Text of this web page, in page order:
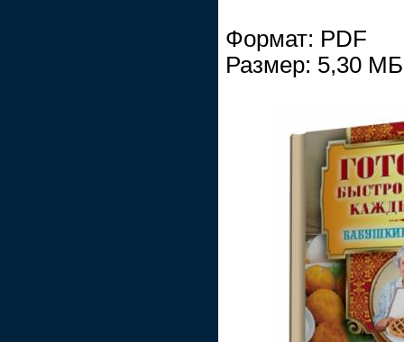
Формат: PDF
Размер: 5,30 МБ